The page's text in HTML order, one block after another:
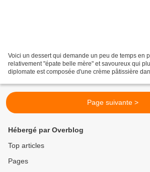
Voici un dessert qui demande un peu de temps en
relativement "épate belle mère" et savoureux qui
diplomate est composée d'une crème pâtissière
Page suivante >
Hébergé par Overblog
Top articles
Pages